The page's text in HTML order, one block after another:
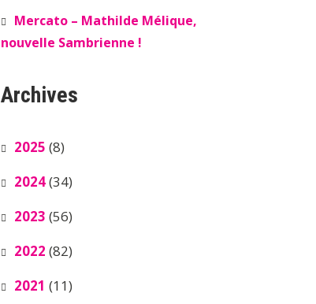
Mercato – Mathilde Mélique,
nouvelle Sambrienne !
Archives
2025 (8)
2024(34)
2023 (56)
2022 (82)
2021 (11)